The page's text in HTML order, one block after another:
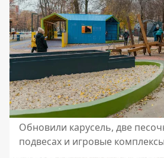
Обновили карусель, две
подвесах и игровые